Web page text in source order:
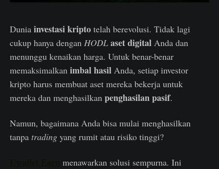
Dunia investasi kripto telah berevolusi. Tidak lagi
cukup hanya dengan HODL aset digital Anda dan
menunggu kenaikan harga. Untuk benar-benar
memaksimalkan imbal hasil Anda, setiap investor
kripto harus membuat aset mereka bekerja untuk
mereka dan menghasilkan penghasilan pasif.
Namun, bagaimana Anda bisa mulai menghasilkan
tanpa trading yang rumit atau risiko tinggi?
menawarkan solusi sempurna. Ini